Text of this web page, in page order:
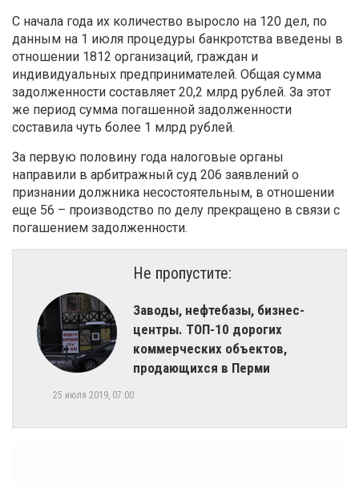
С начала года их количество выросло на 120 дел, по
данным на 1 июля процедуры банкротства введены в
отношении 1812 организаций, граждан и
индивидуальных предпринимателей. Общая сумма
задолженности составляет 20,2 млрд рублей. За этот
же период сумма погашенной задолженности
составила чуть более 1 млрд рублей.
За первую половину года налоговые органы
направили в арбитражный суд 206 заявлений о
признании должника несостоятельным, в отношении
еще 56 – производство по делу прекращено в связи с
погашением задолженности.
Не пропустите:
Заводы, нефтебазы, бизнес-
центры. ТОП-10 дорогих
коммерческих объектов,
продающихся в Перми
25 июля 2019, 07:00